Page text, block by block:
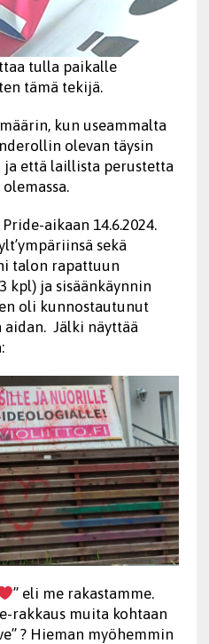
tulla paikalle
tämä tekijä.
kun useammalta
olevan täysin
ja että laillista perustetta
aikaan 14.6.2024.
sekä
talon rapattuun
kpl) ja sisäänkäynnin
oli kunnostautunut
Jälki näyttää
” eli me rakastamme.
rakkaus muita kohtaan
? Hieman myöhemmin